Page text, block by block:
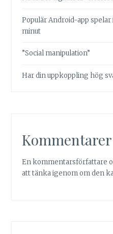
Populär Android-app
minut
”Social manipulation”
Har din uppkoppling hög
Kommentarer
En kommentarsförfattare
att tänka igenom om den